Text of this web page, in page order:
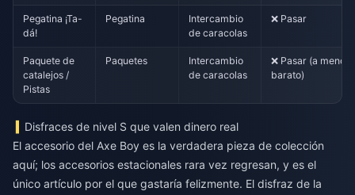
Pegatina ¡Ta-
dá!
Pegatina
Intercambio
de caracolas
❌ Pasar
Paquete de
catalejos /
Pistas
Paquetes
Intercambio
de caracolas
❌ Pasar (a menos
barato)
Disfraces de nivel S que valen dinero real
El accesorio del Axe Boy es la verdadera pieza de colección
aquí; los accesorios estacionales rara vez regresan, y es el
único artículo por el que gastaría felizmente. El disfraz de la